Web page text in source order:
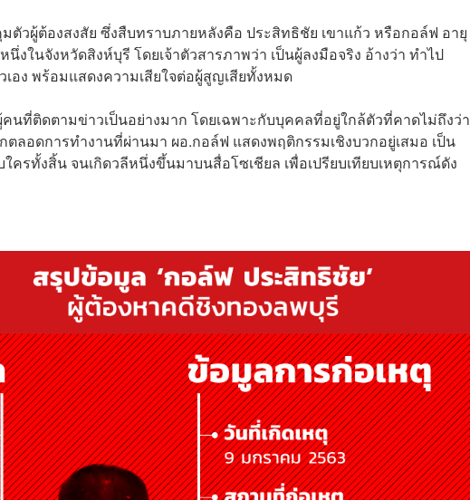
ตัวผู้ต้องสงสัย ซึ่งสืบทราบภายหลังคือ ประสิทธิชัย เขาแก้ว หรือกอล์ฟ อายุ
งในจังหวัดสิงห์บุรี โดยเจ้าตัวสารภาพว่า เป็นผู้ลงมือจริง อ้างว่า ทำไป
อง พร้อมแสดงความเสียใจต่อผู้สูญเสียทั้งหมด
นที่ติดตามข่าวเป็นอย่างมาก โดยเฉพาะกับบุคคลที่อยู่ใกล้ตัวที่คาดไม่ถึงว่า
ตลอดการทำงานที่ผ่านมา ผอ.กอล์ฟ แสดงพฤติกรรมเชิงบวกอยู่เสมอ เป็น
ครทั้งสิ้น จนเกิดวลีหนึ่งขึ้นมาบนสื่อโซเชียล เพื่อเปรียบเทียบเหตุการณ์ดัง